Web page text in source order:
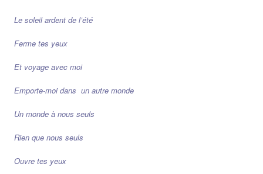
Le soleil ardent de l’été
Ferme tes yeux
Et voyage avec moi
Emporte-moi dans un autre monde
Un monde à nous seuls
Rien que nous seuls
Ouvre tes yeux